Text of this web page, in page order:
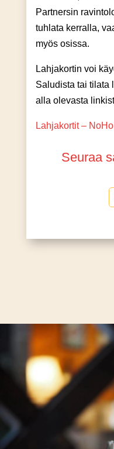
Partnersin
tuhlata kerralla,
myös osissa.
Lahjakortin voi
Saludista tai tilata
alla olevasta
Lahjakortit –
Seuraa